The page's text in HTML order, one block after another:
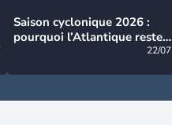
Saison cyclonique 2026 :
pourquoi l’Atlantique reste
22/07